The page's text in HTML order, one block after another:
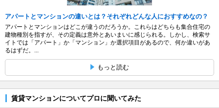
アパートとマンションの違いとは？それぞれどんな人におすすめなの？
アパートとマンションはどこが違うのだろうか。これらはどちらも集合住宅の
建物種別を指すが、その定義は意外とあいまいに感じられる。しかし、検索サ
イトでは「アパート」か「マンション」か選択項目があるので、何か違いがあ
るはずだ。...
もっと読む
賃貸マンションについてプロに聞いてみた